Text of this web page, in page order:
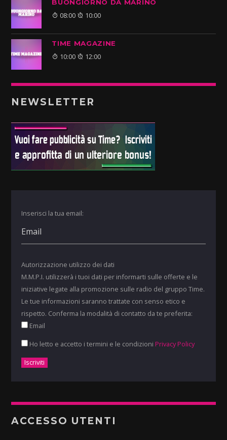
BUONGIORNO DA MARINO
08:00 10:00
TIME MAGAZINE
10:00 12:00
NEWSLETTER
Inserisci la tua email:
Autorizzazione utilizzo dei dati
M.M.P.I. utilizzerà i tuoi dati per informarti sulle offerte e le
iniziative legate alla promozione sulle radio del gruppo Time.
Le tue informazioni saranno trattate con senso etico e
rispetto. Conferma la modalità di contatto da te preferita:
Email
Ho letto e accetto i termini e le condizioni Privacy Policy
ACCESSO UTENTI